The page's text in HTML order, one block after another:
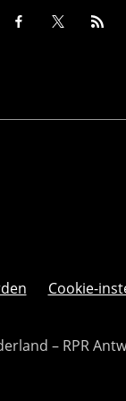
Cookie-
– RPR